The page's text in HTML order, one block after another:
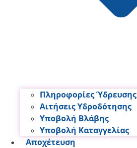
Πληροφορίες Ύδρευσης
Αιτήσεις Υδροδότησης
Υποβολή Βλάβης
Υποβολή Καταγγελίας
Αποχέτευση